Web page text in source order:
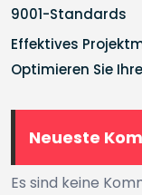
9001-Standards
Effektives
Optimieren Sie
Neueste
Es sind keine